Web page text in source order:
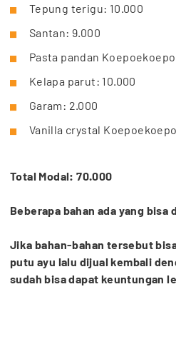
Tepung terigu: 10.000
Santan: 9.000
Pasta pandan
Kelapa parut: 10.000
Garam: 2.000
Vanilla crystal
Total Modal: 70.000
Beberapa bahan ada yang bisa
Jika bahan-bahan tersebut
putu ayu lalu dijual kembali
sudah bisa dapat keuntungan